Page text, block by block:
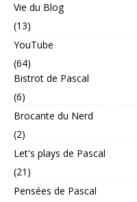
Vie du Blog
(13)
YouTube
(64)
Bistrot de Pascal
(6)
Brocante du Nerd
(2)
Let's plays de Pascal
(21)
Pensées de Pascal